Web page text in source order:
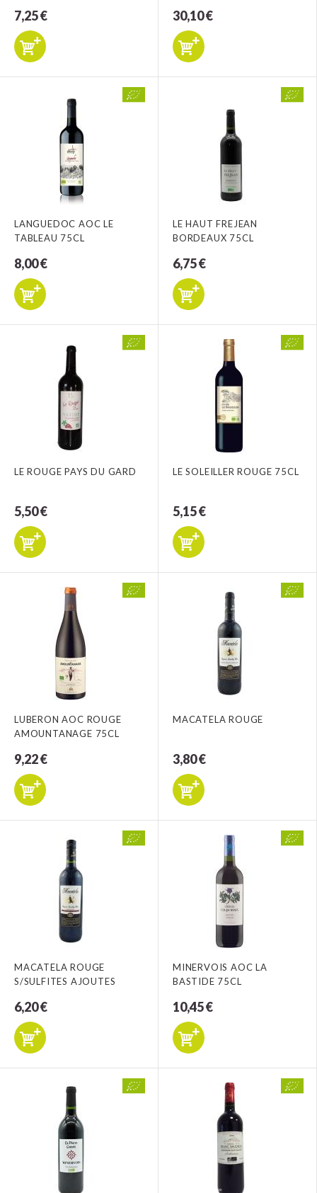
7,25 € 30,10 €
LANGUEDOC AOC LE
TABLEAU 75CL
8,00 €
LE HAUT FREJEAN
BORDEAUX 75CL
6,75 €
LE ROUGE PAYS DU GARD
5,50 €
LE SOLEILLER ROUGE 75CL
5,15 €
LUBERON AOC ROUGE
AMOUNTANAGE 75CL
9,22 €
MACATELA ROUGE
3,80 €
MACATELA ROUGE
S/SULFITES AJOUTES
6,20 €
MINERVOIS AOC LA
BASTIDE 75CL
10,45 €